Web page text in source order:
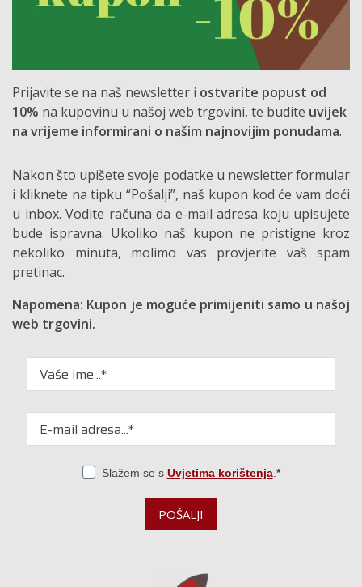
Prijavite se na naš newsletter i ostvarite popust od
10% na kupovinu u našoj web trgovini, te budite uvijek
na vrijeme informirani o našim najnovijim ponudama.
Nakon što upišete svoje podatke u newsletter formular
i kliknete na tipku “Pošalji”, naš kupon kod će vam doći
u inbox. Vodite računa da e-mail adresa koju upisujete
bude ispravna. Ukoliko naš kupon ne pristigne kroz
nekoliko minuta, molimo vas provjerite vaš spam
pretinac.
Napomena: Kupon je moguće primijeniti samo u našoj
web trgovini.
Slažem se s Uvjetima korištenja.
POŠALJI